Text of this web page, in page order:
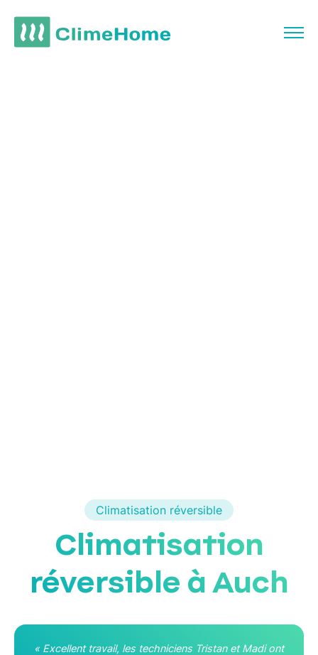
Climatisation réversible
Climatisation
réversible à Auch
« Excellent travail, les techniciens Tristan et Madi ont